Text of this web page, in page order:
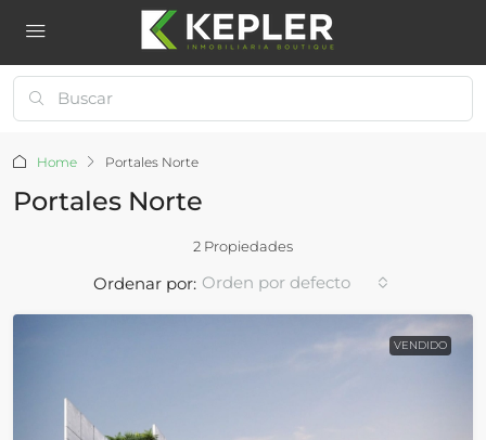
Home Portales Norte
Portales Norte
2 Propiedades
Ordenar por: Orden por defecto
VENDIDO